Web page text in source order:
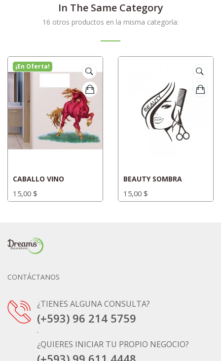
In The Same Category
16 otros productos en la misma categoría:
¡En Oferta!
CABALLO VINO
15,00 $
BEAUTY SOMBRA
15,00 $
CONTÁCTANOS
¿TIENES ALGUNA CONSULTA?
(+593) 96 214 5759
.
¿QUIERES INICIAR TU PROPIO NEGOCIO?